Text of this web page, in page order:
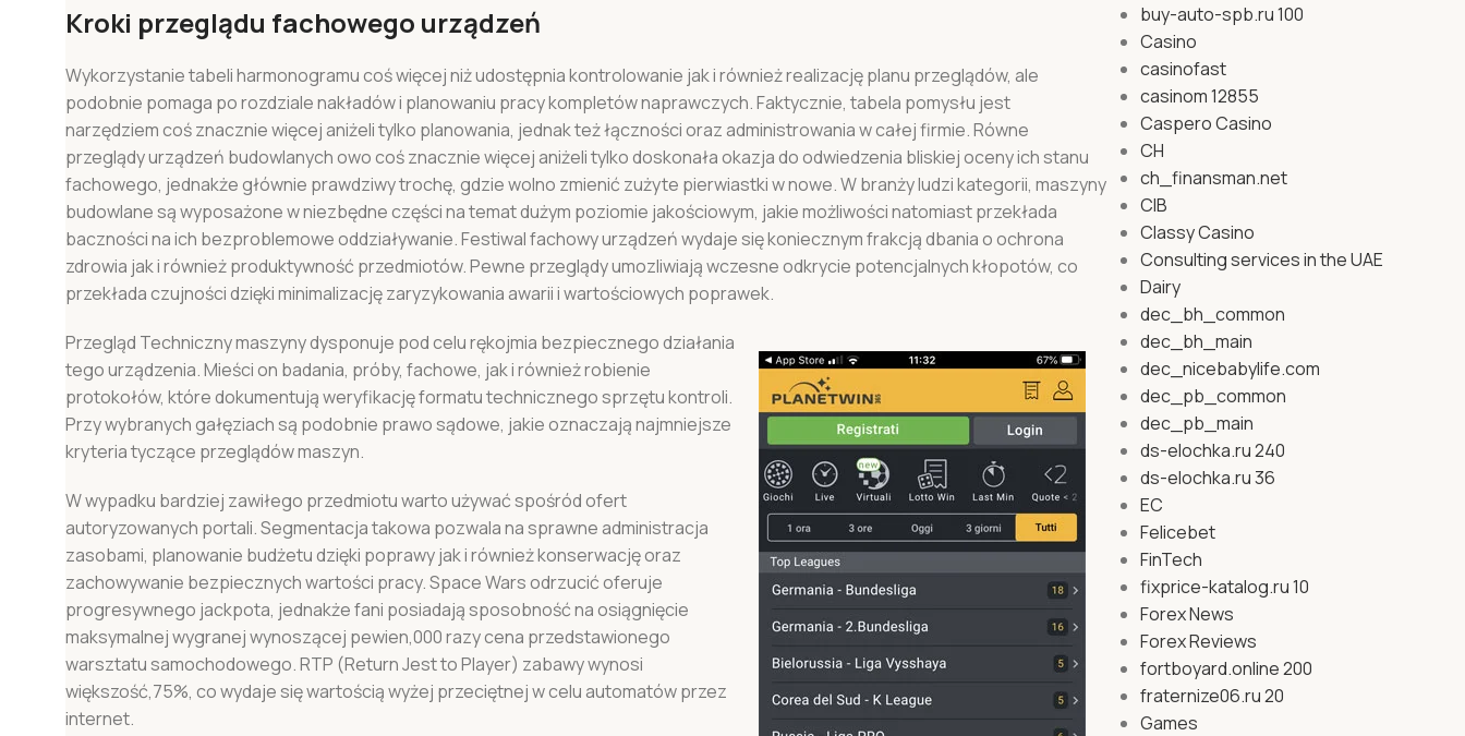
Kroki przeglądu fachowego urządzeń
Wykorzystanie tabeli harmonogramu coś więcej niż udostępnia kontrolowanie jak i również realizację planu przeglądów, ale
podobnie pomaga po rozdziale nakładów i planowaniu pracy kompletów naprawczych. Faktycznie, tabela pomysłu jest
narzędziem coś znacznie więcej aniżeli tylko planowania, jednak też łączności oraz administrowania w całej firmie. Równe
przeglądy urządzeń budowlanych owo coś znacznie więcej aniżeli tylko doskonała okazja do odwiedzenia bliskiej oceny ich stanu
fachowego, jednakże głównie prawdziwy trochę, gdzie wolno zmienić zużyte pierwiastki w nowe. W branży ludzi kategorii, maszyny
budowlane są wyposażone w niezbędne części na temat dużym poziomie jakościowym, jakie możliwości natomiast przekłada
baczności na ich bezproblemowe oddziaływanie. Festiwal fachowy urządzeń wydaje się koniecznym frakcją dbania o ochrona
zdrowia jak i również produktywność przedmiotów. Pewne przeglądy umozliwiają wczesne odkrycie potencjalnych kłopotów, co
przekłada czujności dzięki minimalizację zaryzykowania awarii i wartościowych poprawek.
Przegląd Techniczny maszyny dysponuje pod celu rękojmia bezpiecznego działania
tego urządzenia. Mieści on badania, próby, fachowe, jak i również robienie
protokołów, które dokumentują weryfikację formatu technicznego sprzętu kontroli.
Przy wybranych gałęziach są podobnie prawo sądowe, jakie oznaczają najmniejsze
kryteria tyczące przeglądów maszyn.
W wypadku bardziej zawiłego przedmiotu warto używać spośród ofert
autoryzowanych portali. Segmentacja takowa pozwala na sprawne administracja
zasobami, planowanie budżetu dzięki poprawy jak i również konserwację oraz
zachowywanie bezpiecznych wartości pracy. Space Wars odrzucić oferuje
progresywnego jackpota, jednakże fani posiadają sposobność na osiągnięcie
maksymalnej wygranej wynoszącej pewien,000 razy cena przedstawionego
warsztatu samochodowego. RTP (Return Jest to Player) zabawy wynosi
większość,75%, co wydaje się wartością wyżej przeciętnej w celu automatów przez
internet.
buy-auto-spb.ru 100
Casino
casinofast
casinom 12855
Caspero Casino
CH
ch_finansman.net
CIB
Classy Casino
Consulting services in the UAE
Dairy
dec_bh_common
dec_bh_main
dec_nicebabylife.com
dec_pb_common
dec_pb_main
ds-elochka.ru 240
ds-elochka.ru 36
EC
Felicebet
FinTech
fixprice-katalog.ru 10
Forex News
Forex Reviews
fortboyard.online 200
fraternize06.ru 20
Games